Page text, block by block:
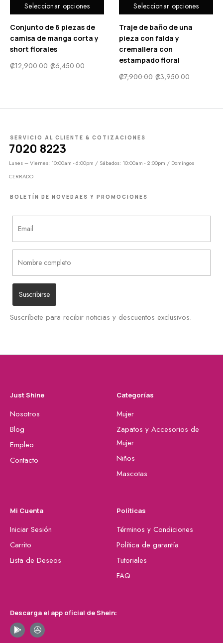
Seleccionar opciones
Conjunto de 6 piezas de
camisa de manga corta y
short florales
₡12,900.00 ₡6,450.00
Seleccionar opciones
Traje de baño de una
pieza con falda y
cremallera con
estampado floral
₡7,900.00 ₡3,950.00
SERVICIO AL CLIENTE & COTIZACIONES
7020 8223
Lunes – Viernes: 10:00am - 6:00pm / Sábados: 10:00am - 2:00pm / Domingos
CERRADO
BOLETÍN DE NOVEDAES Y PROMOCIONES
Suscríbete para recibir noticias y descuentos exclusivos.
Just Shine
Nosotros
Blog
Empleo
Contacto
Categorías
Mujer
Zapatos y Accesorios de
Mujer
Niños
Mascotas
Mi Cuenta
Iniciar Sesión
Carrito
Lista de Deseos
Políticas
Términos y Condiciones
Política de garantía
Tutoriales
FAQ
Descarga el app oficial de Shein: